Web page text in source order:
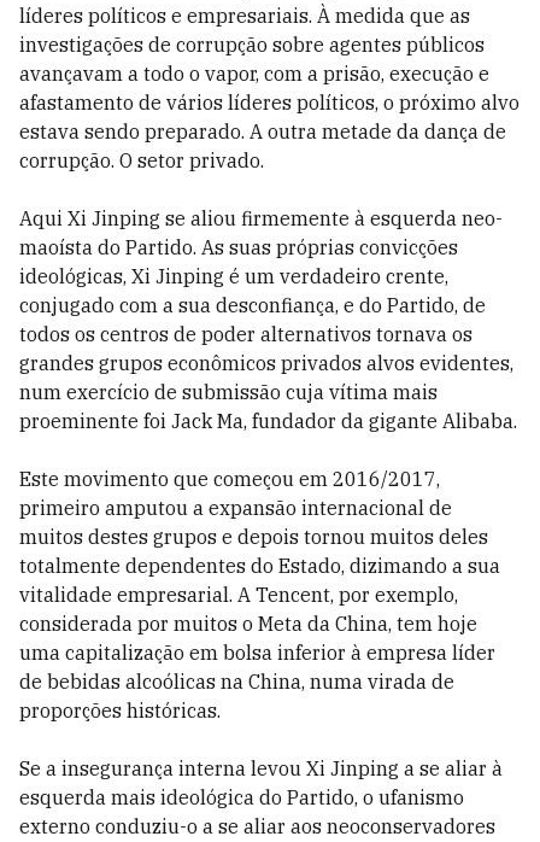
líderes políticos e empresariais. À medida que as
investigações de corrupção sobre agentes públicos
avançavam a todo o vapor, com a prisão, execução e
afastamento de vários líderes políticos, o próximo alvo
estava sendo preparado. A outra metade da dança de
corrupção. O setor privado.
Aqui Xi Jinping se aliou firmemente à esquerda neo-
maoísta do Partido. As suas próprias convicções
ideológicas, Xi Jinping é um verdadeiro crente,
conjugado com a sua desconfiança, e do Partido, de
todos os centros de poder alternativos tornava os
grandes grupos econômicos privados alvos evidentes,
num exercício de submissão cuja vítima mais
proeminente foi Jack Ma, fundador da gigante Alibaba.
Este movimento que começou em 2016/2017,
primeiro amputou a expansão internacional de
muitos destes grupos e depois tornou muitos deles
totalmente dependentes do Estado, dizimando a sua
vitalidade empresarial. A Tencent, por exemplo,
considerada por muitos o Meta da China, tem hoje
uma capitalização em bolsa inferior à empresa líder
de bebidas alcoólicas na China, numa virada de
proporções históricas.
Se a insegurança interna levou Xi Jinping a se aliar à
esquerda mais ideológica do Partido, o ufanismo
externo conduziu-o a se aliar aos neoconservadores